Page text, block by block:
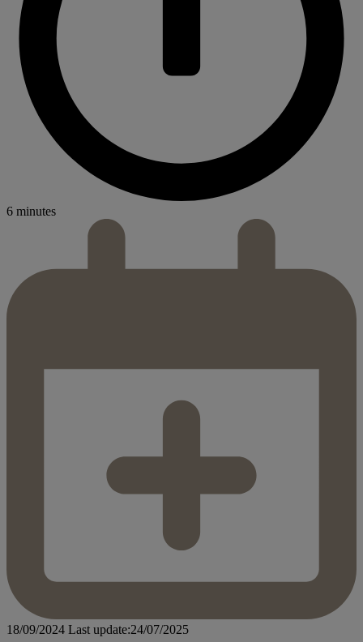
6 minutes
18/09/2024 Last update:24/07/2025